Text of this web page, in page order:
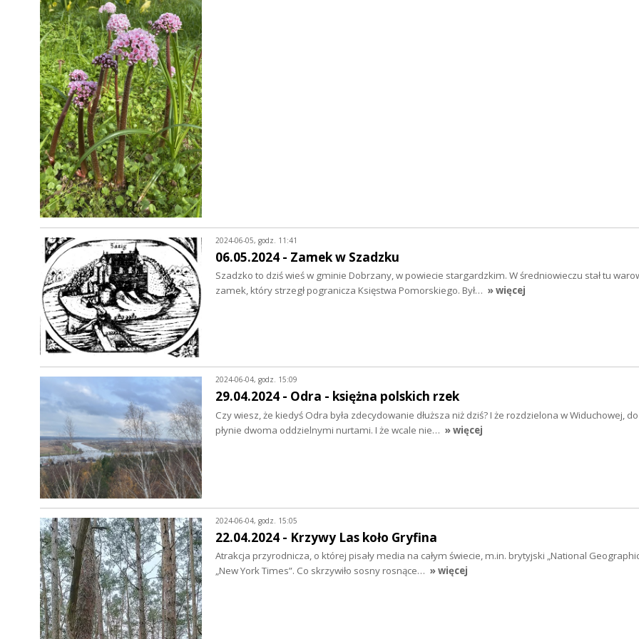
2024-06-05, godz. 11:41
06.05.2024 - Zamek w Szadzku
Szadzko to dziś wieś w gminie Dobrzany, w powiecie stargardzkim. W średniowieczu stał tu
zamek, który strzegł pogranicza Księstwa Pomorskiego. Był… » więcej
2024-06-04, godz. 15:09
29.04.2024 - Odra - księżna polskich rzek
Czy wiesz, że kiedyś Odra była zdecydowanie dłuższa niż dziś? I że rozdzielona w Widuchowej,
płynie dwoma oddzielnymi nurtami. I że wcale nie… » więcej
2024-06-04, godz. 15:05
22.04.2024 - Krzywy Las koło Gryfina
Atrakcja przyrodnicza, o której pisały media na całym świecie, m.in. brytyjski „National
„New York Times”. Co skrzywiło sosny rosnące… » więcej